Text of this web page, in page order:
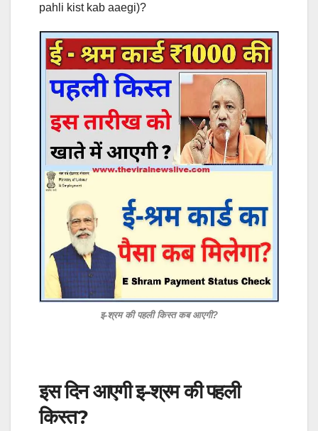
pahli kist kab aaegi)?
इ-श्रम की पहली किस्त कब आएगी?
इस दिन आएगी इ-श्रम की पहली
किस्त?